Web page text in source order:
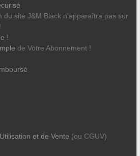
du site J&M Black n’apparaîtra pas sur
!
de Votre Abonnement !
et de Vente (ou CGUV)